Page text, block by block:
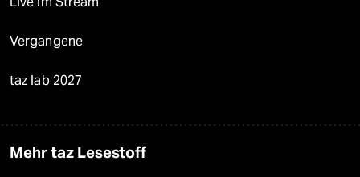
Vergangene
taz lab 2027
Mehr taz Lesestoff